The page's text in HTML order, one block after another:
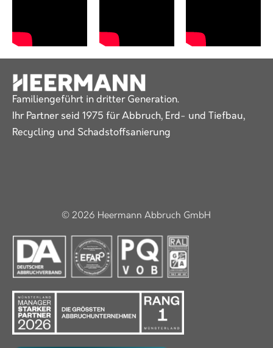
Familiengeführt in dritter Generation.
Ihr Partner seid 1975 für Abbruch, Erd- und Tiefbau,
Recycling und Schadstoffsanierung
© 2026 Heermann Abbruch GmbH